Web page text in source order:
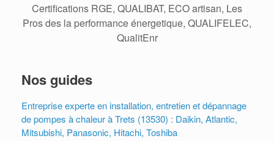
Certifications RGE, QUALIBAT, ECO artisan, Les
Pros des la performance énergetique, QUALIFELEC,
QualitEnr
Nos guides
Entreprise experte en installation, entretien et dépannage
de pompes à chaleur à Trets (13530) : Daikin, Atlantic,
Mitsubishi, Panasonic, Hitachi, Toshiba